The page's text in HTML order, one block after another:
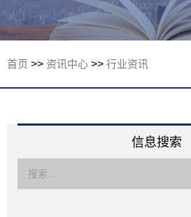
资讯中心
限公司
首页 >> 资讯中心 >> 行业资讯
信息搜索